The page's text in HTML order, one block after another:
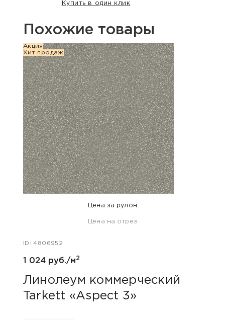
Купить в один клик
Похожие товары
Акция
Хит продаж
Цена за рулон
Цена на отрез
ID: 4806952
1 024 руб./м2
Линолеум коммерческий
Tarkett «Aspect 3»